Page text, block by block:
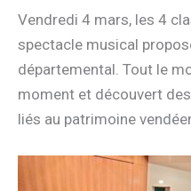
Vendredi 4 mars, les 4
spectacle musical
départemental. Tout le
moment et découvert
liés au patrimoine